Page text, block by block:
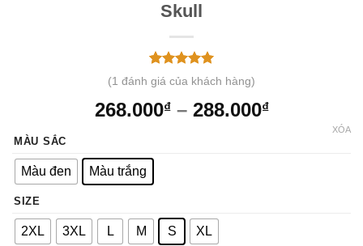
Skull
5.00trên 5
dựa trên
1
đánh giá
(1 đánh giá của khách hàng)
268.000₫– 288.000₫
MÀU SẮC
Màu đen Màu trắng
SIZE
2XL 3XL L M S XL
XÓA